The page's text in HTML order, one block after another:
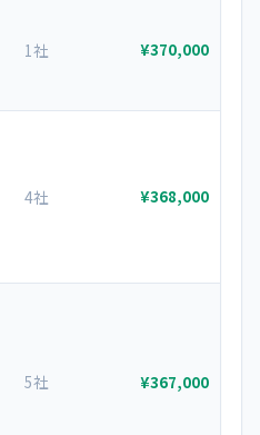
1社 ¥370,000
4社 ¥368,000
5社 ¥367,000